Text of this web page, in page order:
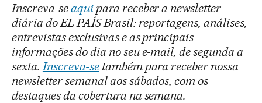
Inscreva-seaquipara receber a newsletter
diária do EL PAÍS Brasil: reportagens, análises,
entrevistas exclusivas e as principais
informações do dia no seu e-mail, de segunda a
sexta.Inscreva-setambém para receber nossa
newsletter semanal aos sábados, com os
destaques da cobertura na semana.